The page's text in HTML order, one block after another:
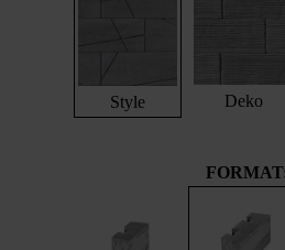
Style Deko